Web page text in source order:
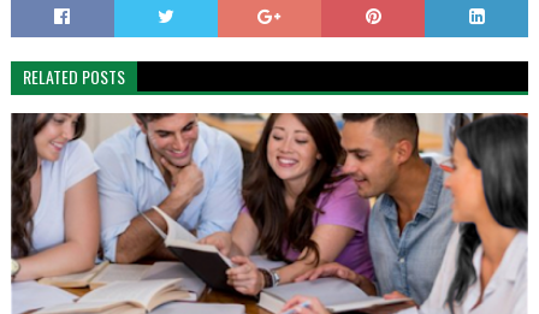
RELATED POSTS